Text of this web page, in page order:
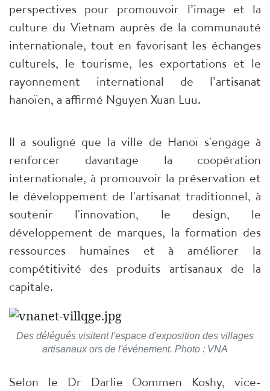
perspectives pour promouvoir l’image et la
culture du Vietnam auprès de la communauté
internationale, tout en favorisant les échanges
culturels, le tourisme, les exportations et le
rayonnement international de l’artisanat
hanoïen, a affirmé Nguyen Xuan Luu.
Il a souligné que la ville de Hanoï s'engage à
renforcer davantage la coopération
internationale, à promouvoir la préservation et
le développement de l'artisanat traditionnel, à
soutenir l'innovation, le design, le
développement de marques, la formation des
ressources humaines et à améliorer la
compétitivité des produits artisanaux de la
capitale.
Des délégués visitent l'espace d'exposition des villages
artisanaux ors de l'événement. Photo : VNA
Selon le Dr Darlie Oommen Koshy, vice-